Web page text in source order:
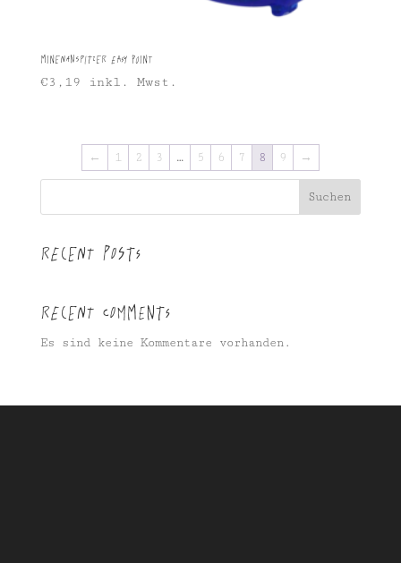
Minenanspitzer Easy Point
€3,19 inkl. Mwst.
← 1 2 3 … 5 6 7 8 9 →
Suchen
Recent Posts
Recent Comments
Es sind keine Kommentare vorhanden.